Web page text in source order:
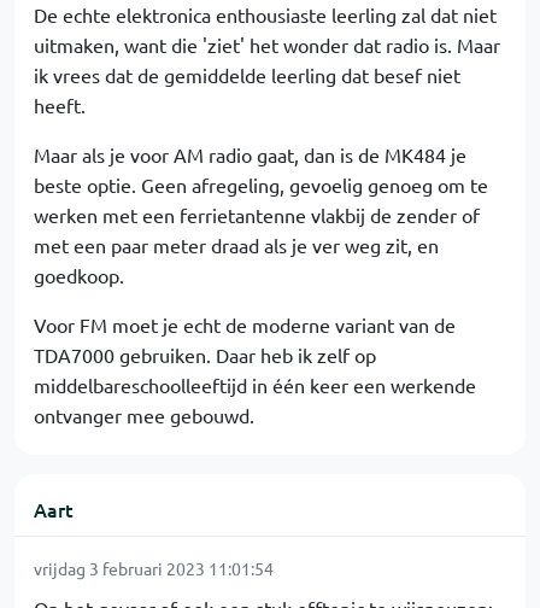
De echte elektronica enthousiaste leerling zal dat niet
uitmaken, want die 'ziet' het wonder dat radio is. Maar
ik vrees dat de gemiddelde leerling dat besef niet
heeft.
Maar als je voor AM radio gaat, dan is de MK484 je
beste optie. Geen afregeling, gevoelig genoeg om te
werken met een ferrietantenne vlakbij de zender of
met een paar meter draad als je ver weg zit, en
goedkoop.
Voor FM moet je echt de moderne variant van de
TDA7000 gebruiken. Daar heb ik zelf op
middelbareschoolleeftijd in één keer een werkende
ontvanger mee gebouwd.
Aart
vrijdag 3 februari 2023 11:01:54